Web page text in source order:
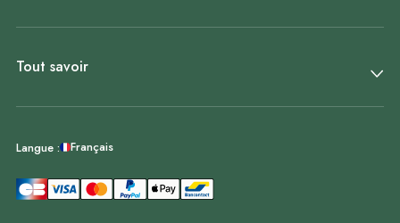
Tout savoir
Langue : Français